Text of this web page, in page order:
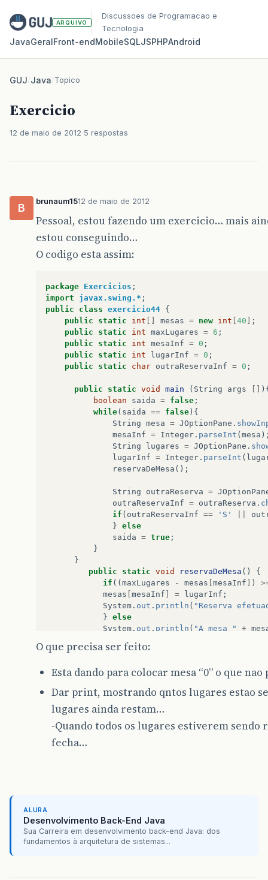
ARQUIVO
Discussoes de Programacao e
Tecnologia
JavaGeralFront‑endMobileSQLJSPHPAndroid
GUJ/Java/Topico
Exercicio
12 de maio de 2012 5 respostas
B
brunaum1512 de maio de 2012
Pessoal, estou fazendo um exercicio… mais
estou conseguindo…
O codigo esta assim:
package Exercicios ;
import
javax.swing.* ;
public
class exercicio44 {
public
static int mesas = new int 40
;
public
static int maxLugares = 6 ;
public
static int mesaInf = 0 ;
public
static int lugarInf = 0 ;
public
static char outraReservaInf = 0 ;
public static void main ( String args
boolean
saida = false ;
while( saida == false ){
String mesa = JOptionPane .
mesaInf = Integer . parseInt ( mesa
String
lugares = JOptionPane .
lugarInf = Integer . parseInt (
reservaDeMesa ();
String outraReserva =
outraReservaInf = outraReserva .
if ( outraReservaInf == 'S'
} else
saida = true ;
}
}
public
static void reservaDeMesa ()
{
if (( maxLugares - mesas mesaInf )
mesas mesaInf = lugarInf ;
System . out . println ( "Reserva
} else
System . out . println ( "A mesa " +
}
O que precisa ser feito:
Esta dando para colocar mesa “0” o que
Dar print, mostrando qntos lugares estao
lugares ainda restam…
-Quando todos os lugares estiverem sendo
fecha…
ALURA
Desenvolvimento Back-End Java
Sua Carreira em desenvolvimento back-end Java: dos
fundamentos à arquitetura de sistemas...